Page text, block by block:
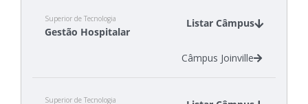
Superior de Tecnologia
Gestão Hospitalar
Listar Câmpus
Câmpus Joinville
Superior de Tecnologia